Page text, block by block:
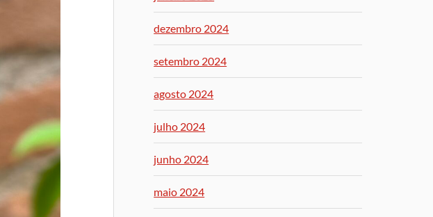
dezembro 2024
setembro 2024
agosto 2024
julho 2024
junho 2024
maio 2024